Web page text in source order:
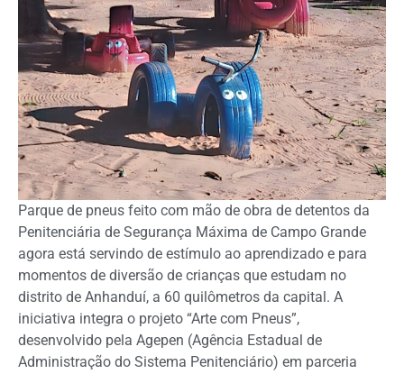
Parque de pneus feito com mão de obra de detentos da
Penitenciária de Segurança Máxima de Campo Grande
agora está servindo de estímulo ao aprendizado e para
momentos de diversão de crianças que estudam no
distrito de Anhanduí, a 60 quilômetros da capital. A
iniciativa integra o projeto “Arte com Pneus”,
desenvolvido pela Agepen (Agência Estadual de
Administração do Sistema Penitenciário) em parceria